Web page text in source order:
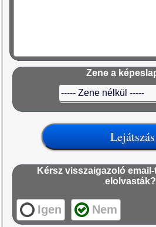
Zene a
Kérsz visszaigazoló
Igen Nem